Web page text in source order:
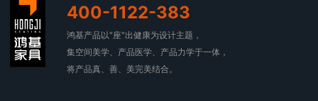
400-1122-383
鸿基产品以"座"出健康为设计主题，
集空间美学、产品医学、产品力学于一体，
将产品真、善、美完美结合。